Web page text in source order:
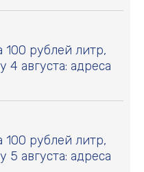
100 рублей литр,
августа: адреса
100 рублей литр,
августа: адреса